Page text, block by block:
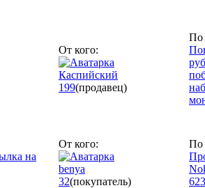
От кого:
Каспийский
199(продавец)
По
на
От кого:
benya
32(покупатель)
По